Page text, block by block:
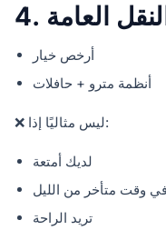
العامة
أرخص خيار
أنظمة مترو + حافلات
❌ ليس مثاليًا إذا:
لديك أمتعة
وقت متأخر من الليل
تريد الراحة